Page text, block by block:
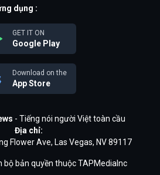
dụng :
GET IT ON
Google Play
Download on the
App Store
- Tiếng nói người Việt toàn cầu
Địa chỉ:
Flower Ave, Las Vegas, NV 89117
bản quyền thuộc TAPMediaInc